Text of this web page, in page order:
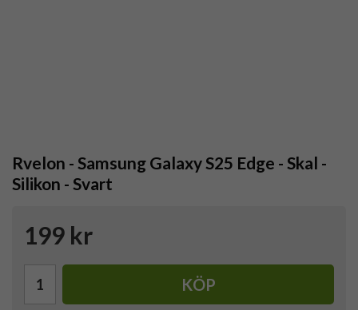
Rvelon - Samsung Galaxy S25 Edge - Skal -
Silikon - Svart
199 kr
KÖP